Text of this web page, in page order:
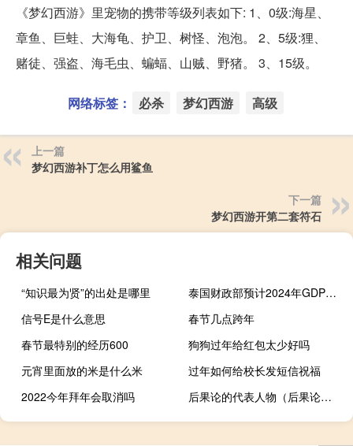
《梦幻西游》里宠物的携带等级列表如下: 1、0级:海星、
章鱼、巨蛙、大海龟、护卫、树怪、泡泡。 2、5级:狸、
赌徒、强盗、海毛虫、蝙蝠、山贼、野猪。 3、15级。
网络标签： 必杀 梦幻西游 高级
上一篇
梦幻西游补丁怎么用鲨鱼
下一篇
梦幻西游开第二套符石
相关问题
“知识最为贤”的出处是哪里
泰国财政部预计2024年GDP增速为3.2%将2023年GDP增速预期从3.5%下调至2.7%
信号E是什么意思
春节几点跨年
春节最特别的经历600
狗狗过年给红包太少好吗
元宵里面放的米是什么米
过年如何给校长发短信祝福
2022今年拜年会取消吗
后果论的代表人物（后果论的代表人物）